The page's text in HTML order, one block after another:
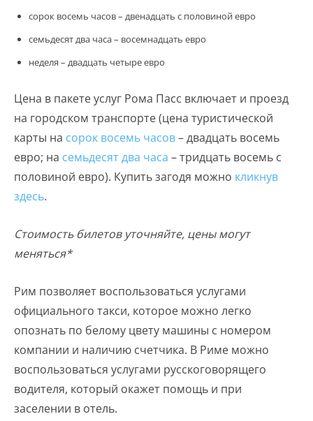
сорок восемь часов – двенадцать с половиной евро
семьдесят два часа – восемнадцать евро
неделя – двадцать четыре евро
Цена в пакете услуг Рома Пасс включает и проезд
на городском транспорте (цена туристической
карты на сорок восемь часов– двадцать восемь
евро; на семьдесят два часа – тридцать восемь с
половиной евро). Купить загодя можно кликнув
здесь.
Стоимость билетов уточняйте, цены могут
меняться*
Рим позволяет воспользоваться услугами
официального такси, которое можно легко
опознать по белому цвету машины с номером
компании и наличию счетчика. В Риме можно
воспользоваться услугами русскоговорящего
водителя, который окажет помощь и при
заселении в отель.